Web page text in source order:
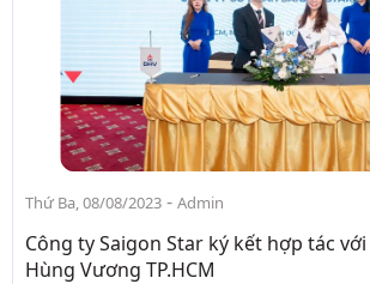
Thứ Ba, 08/08/2023 - Admin
Công ty Saigon Star ký kết hợp tác
Hùng Vương TP.HCM